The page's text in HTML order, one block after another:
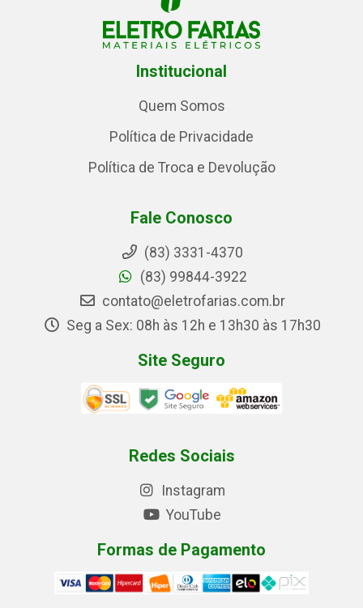
Institucional
Quem Somos
Política de Privacidade
Política de Troca e Devolução
Fale Conosco
(83) 3331-4370
(83) 99844-3922
contato@eletrofarias.com.br
Seg a Sex: 08h às 12h e 13h30 às 17h30
Site Seguro
Redes Sociais
Instagram
YouTube
Formas de Pagamento